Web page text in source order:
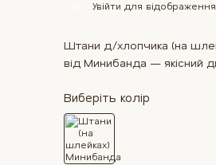
Увійти для
Штани д/хлопчика (на
від Минибанда — якісний
Виберіть колір